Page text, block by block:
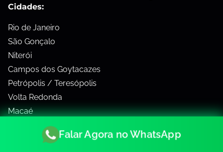
Cidades:
Rio de Janeiro
São Gonçalo
Niterói
Campos dos Goytacazes
Petrópolis / Teresópolis
Volta Redonda
Macaé
Baixada Fluminense
Região dos LagosFalar Agora no WhatsApp